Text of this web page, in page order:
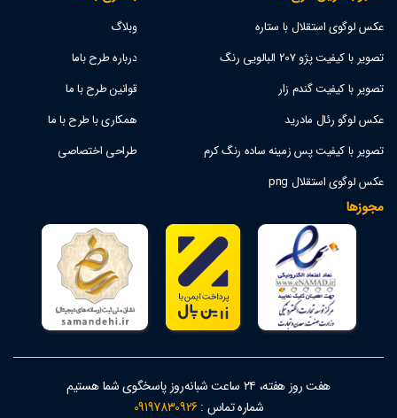
عکس لوگوی استقلال با ستاره
تصویر با کیفیت پژو 207 البالویی رنگ
تصویر با کیفیت گندم زار
عکس لوگو رئال مادرید
تصویر با کیفیت پس زمینه ساده رنگ کرم
عکس لوگوی استقلال png
وبلاگ
درباره طرح باما
قوانین طرح با ما
همکاری با طرح با ما
طراحی اختصاصی
مجوزها
هفت روز هفته، ۲۴ ساعت شبانه‌روز پاسخگوی شما هستیم
شماره تماس :09197830926